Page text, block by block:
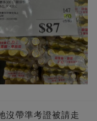
沒帶準考證被請走